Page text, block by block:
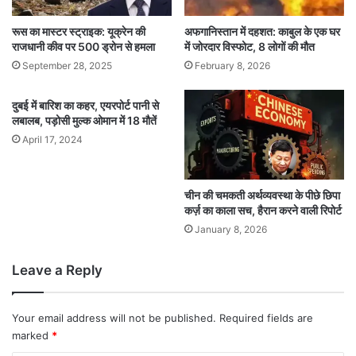
रूस का मास्टर स्ट्राइक: यूक्रेन की
राजधानी कीव पर 500 ड्रोन से हमला
September 28, 2025
अफगानिस्तान में दहशत: काबुल के एक घर
में जोरदार विस्फोट, 8 लोगों की मौत
February 8, 2026
दुबई में बारिश का कहर, एयरपोर्ट पानी से
लबालब, पड़ोसी मुल्क ओमान में 18 मौतें
April 17, 2024
चीन की चमकती अर्थव्यवस्था के पीछे छिपा
कर्ज़ का काला सच, हैरान करने वाली रिपोर्ट
January 8, 2026
Leave a Reply
Your email address will not be published. Required fields are
marked *